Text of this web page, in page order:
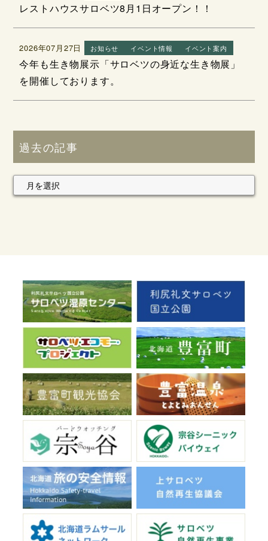
レストハウスサロベツ8月1日オープン！！
2026年07月27日 お知らせ イベント情報 イベント案内
今年も生き物展示「サロベツの身近な生き物展」
を開催しております。
過去の記事